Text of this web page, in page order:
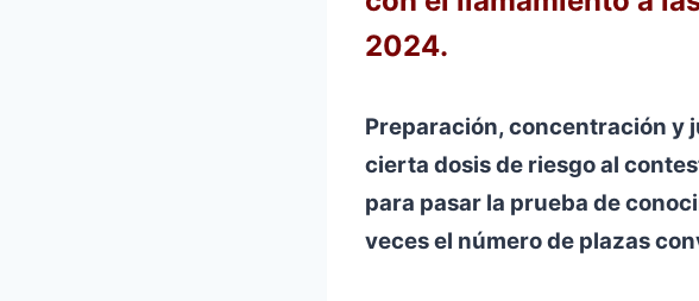
2024.
Preparación, concentración y
cierta dosis de riesgo al
para pasar la prueba de
veces el número de plazas